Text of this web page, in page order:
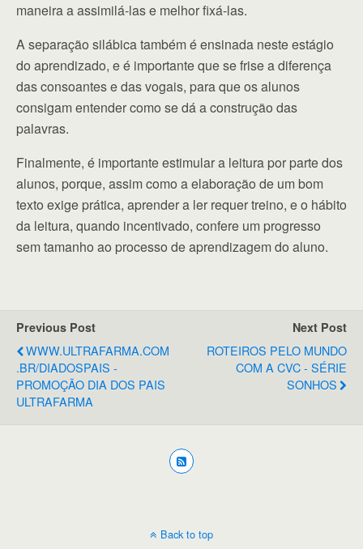
maneira a assimilá-las e melhor fixá-las.
A separação silábica também é ensinada neste estágio
do aprendizado, e é importante que se frise a diferença
das consoantes e das vogais, para que os alunos
consigam entender como se dá a construção das
palavras.
Finalmente, é importante estimular a leitura por parte dos
alunos, porque, assim como a elaboração de um bom
texto exige prática, aprender a ler requer treino, e o hábito
da leitura, quando incentivado, confere um progresso
sem tamanho ao processo de aprendizagem do aluno.
Previous Post
WWW.ULTRAFARMA.COM
.BR/DIADOSPAIS -
PROMOÇÃO DIA DOS PAIS
ULTRAFARMA
Next Post
ROTEIROS PELO MUNDO
COM A CVC - SÉRIE
SONHOS
Back to top